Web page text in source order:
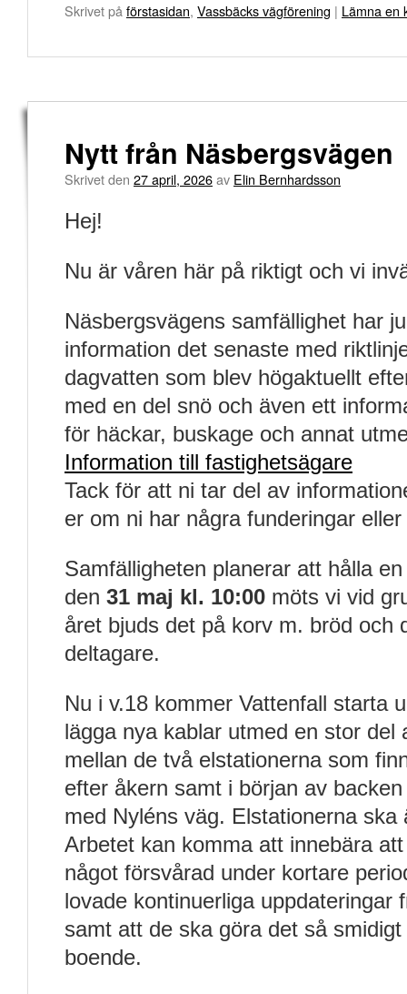
Skrivet på förstasidan, Vassbäcks vägförening | Lämna en
Nytt från Näsbergsvägen
Skrivet den 27 april, 2026av Elin Bernhardsson
Hej!
Nu är våren här på riktigt och vi
Näsbergsvägens samfällighet har
information det senaste med
dagvatten som blev högaktuellt
med en del snö och även ett
för häckar, buskage och annat
Information till fastighetsägare
Tack för att ni tar del av
er om ni har några funderingar
Samfälligheten planerar att hålla
den 31 maj kl. 10:00 möts vi vid
året bjuds det på korv m. bröd och
deltagare.
Nu i v.18 kommer Vattenfall starta
lägga nya kablar utmed en stor del
mellan de två elstationerna som
efter åkern samt i början av
med Nyléns väg. Elstationerna ska
Arbetet kan komma att innebära
något försvårad under kortare
lovade kontinuerliga uppdateringar
samt att de ska göra det så
boende.